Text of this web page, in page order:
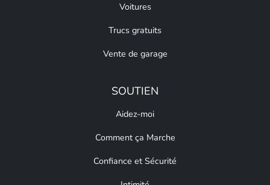
Voitures
Trucs gratuits
Vente de garage
SOUTIEN
Aidez-moi
Comment ça Marche
Confiance et Sécurité